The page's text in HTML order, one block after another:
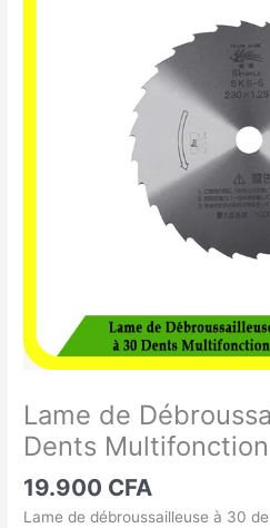
Lame de
Dents Multifonction
19.900 CFA
Lame de débroussailleuse à 30